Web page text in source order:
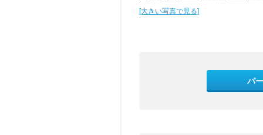
[大きい写真で見る]
パ